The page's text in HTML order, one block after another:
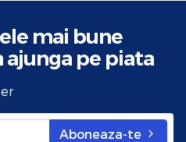
mai bune
ajunga pe piata
Aboneaza-te